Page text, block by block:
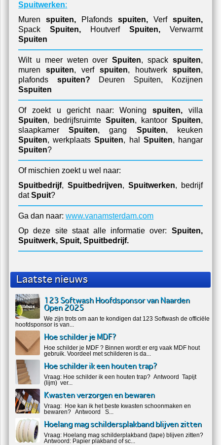
Spuitwerken:
Murenspuiten, Plafonds spuiten, Verf spuiten,
SpackSpuiten, Houtverf Spuiten, Verwarmt
Spuiten
Wilt u meer weten overSpuiten, spack spuiten,
murenspuiten, verf spuiten, houtwerk spuiten,
plafonds spuiten? Deuren Spuiten,
Kozijnen
Sspuiten
Of zoekt u gericht naar: Woning spuiten, villa
Spuiten, bedrijfsruimte Spuiten, kantoor Spuiten,
slaapkamerSpuiten, gang Spuiten, keuken
Spuiten, werkplaatsSpuiten, hal Spuiten, hangar
Spuiten?
Of mischien zoekt u wel naar:
Spuitbedrijf,Spuitbedrijven, Spuitwerken, bedrijf
datSpuit?
Ga dan naar:www.vanamsterdam.com
Op deze site staat alle informatie over: Spuiten,
Spuitwerk, Spuit, Spuitbedrijf.
Laatste nieuws
123 Softwash Hoofdsponsor van Naarden
Open 2025
We zijn trots om aan te kondigen dat 123 Softwash de officiële
hoofdsponsor is van...
Hoe schilder je MDF?
Hoe schilder je MDF ? Binnen wordt er erg vaak MDF hout
gebruik. Voordeel met schilderen is da...
Hoe schilder ik een houten trap?
Vraag: Hoe schilder ik een houten trap? Antwoord Tapijt
(lijm) ver...
Kwasten verzorgen en bewaren
Vraag: Hoe kan ik het beste kwasten schoonmaken en
bewaren? Antwoord S...
Hoelang mag schildersplakband blijven zitten
Vraag: Hoelang mag schilderplakband (tape) blijven zitten?
Antwoord: Papier plakband of sc...